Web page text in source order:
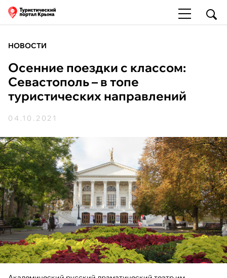
НОВОСТИ
Осенние поездки с классом:
Севастополь – в топе
туристических направлений
04.10.2021